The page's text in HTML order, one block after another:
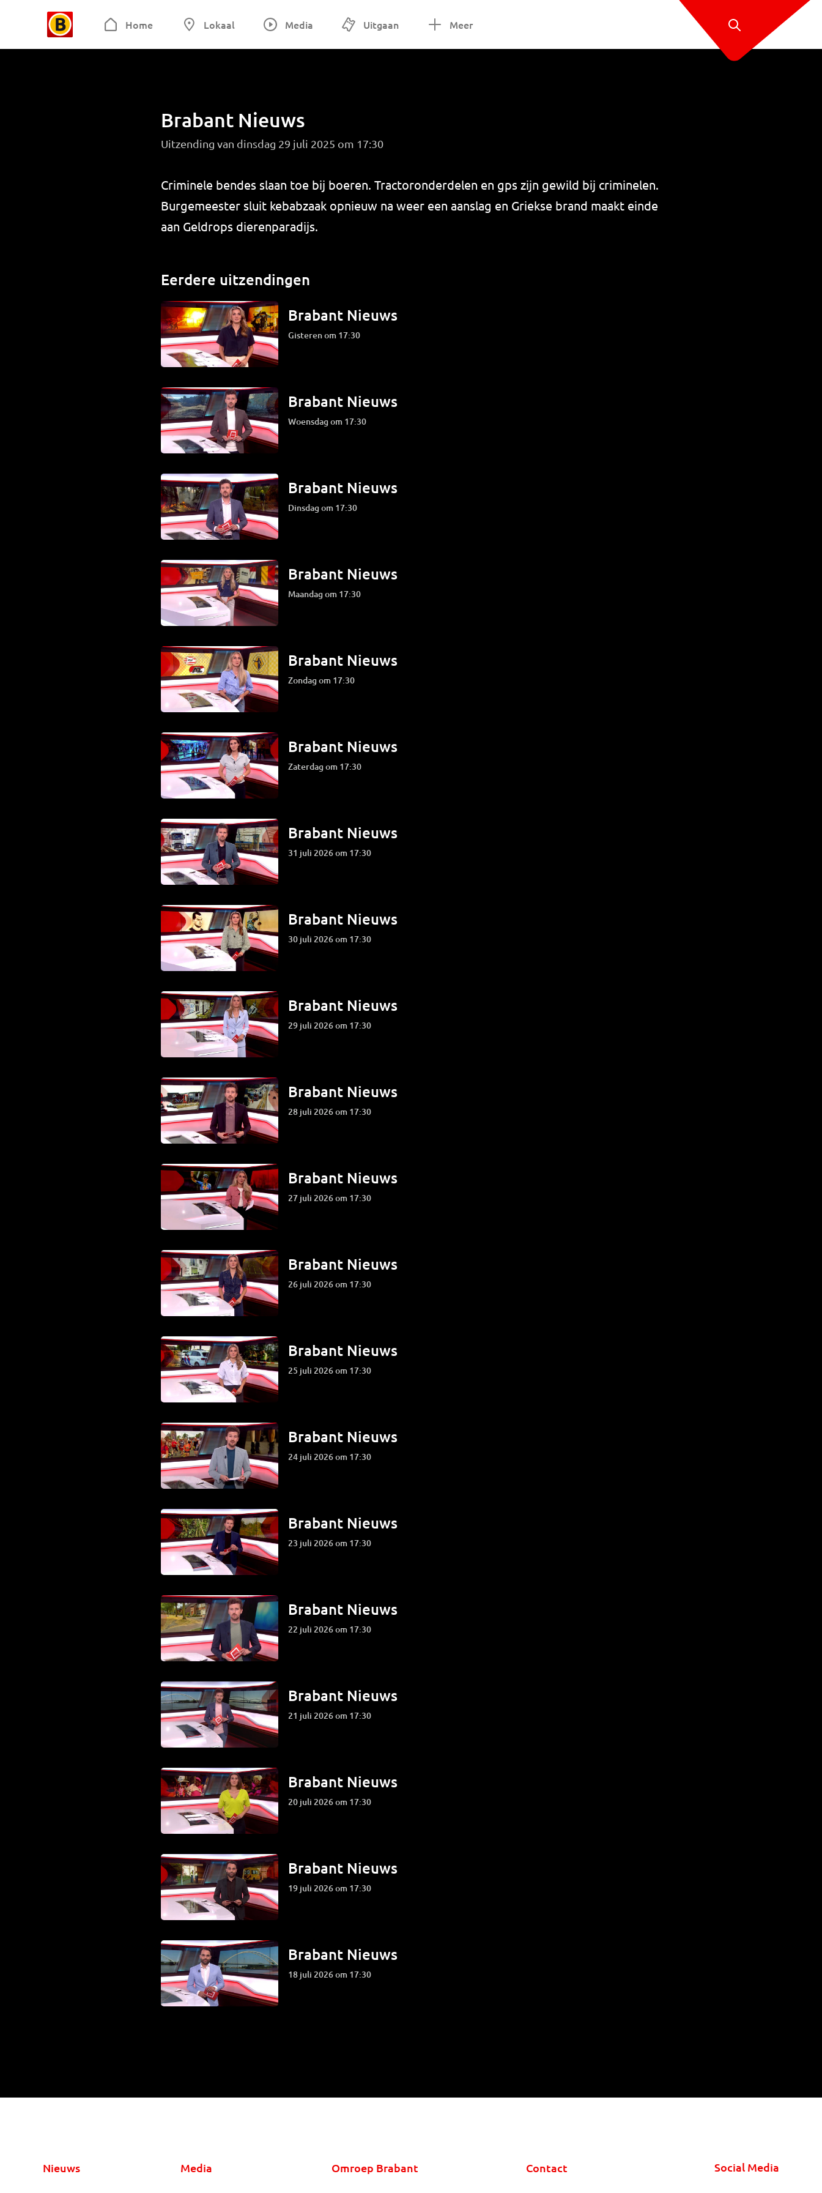
Home Lokaal Media Uitgaan Meer
Brabant Nieuws
Uitzending van dinsdag 29 juli 2025 om 17:30
Criminele bendes slaan toe bij boeren. Tractoronderdelen en gps zijn gewild bij criminelen.
Burgemeester sluit kebabzaak opnieuw na weer een aanslag en Griekse brand maakt einde
aan Geldrops dierenparadijs.
Eerdere uitzendingen
Brabant Nieuws
Gisteren om 17:30
Brabant Nieuws
woensdag om 17:30
Brabant Nieuws
dinsdag om 17:30
Brabant Nieuws
maandag om 17:30
Brabant Nieuws
zondag om 17:30
Brabant Nieuws
zaterdag om 17:30
Brabant Nieuws
31 juli 2026 om 17:30
Brabant Nieuws
30 juli 2026 om 17:30
Brabant Nieuws
29 juli 2026 om 17:30
Brabant Nieuws
28 juli 2026 om 17:30
Brabant Nieuws
27 juli 2026 om 17:30
Brabant Nieuws
26 juli 2026 om 17:30
Brabant Nieuws
25 juli 2026 om 17:30
Brabant Nieuws
24 juli 2026 om 17:30
Brabant Nieuws
23 juli 2026 om 17:30
Brabant Nieuws
22 juli 2026 om 17:30
Brabant Nieuws
21 juli 2026 om 17:30
Brabant Nieuws
20 juli 2026 om 17:30
Brabant Nieuws
19 juli 2026 om 17:30
Brabant Nieuws
18 juli 2026 om 17:30
Nieuws Media Omroep Brabant Contact Social Media